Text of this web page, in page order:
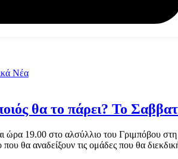
Νέα
θα το πάρει? Το
ώρα 19.00 στο αλσύλλιο του Γριμπόβου
θα αναδείξουν τις ομάδες που θα